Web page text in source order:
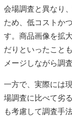
会場調査と異なり
ため、低コストか
す。商品画像を拡
だりといったこと
メージしながら調
一方で、実際には
場調査に比べて劣
も考慮して調査手